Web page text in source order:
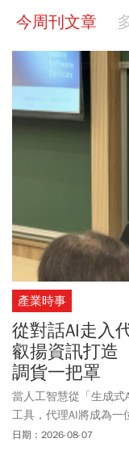
今周刊文章
產業時事
從對話AI走入
叡揚資訊打造
調貨一把罩
當人工智慧從「生成式
工具，代理AI將成為一
信任的AI Agent」，實
日期：2026-08-07